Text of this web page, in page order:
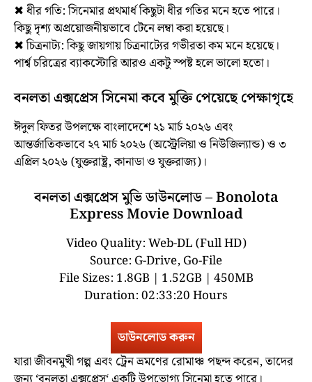
✖ ধীর গতি: সিনেমার প্রথমার্ধ কিছুটা ধীর গতির মনে হতে পারে।
কিছু দৃশ্য অপ্রয়োজনীয়ভাবে টেনে লম্বা করা হয়েছে।
✖ চিত্রনাট্য: কিছু জায়গায় চিত্রনাট্যের গভীরতা কম মনে হয়েছে।
পার্শ্ব চরিত্রের ব্যাকস্টোরি আরও একটু স্পষ্ট হলে ভালো হতো।
বনলতা এক্সপ্রেস সিনেমা কবে মুক্তি পেয়েছে পেক্ষাগৃহে
ঈদুল ফিতর উপলক্ষে বাংলাদেশে ২১ মার্চ ২০২৬ এবং
আন্তর্জাতিকভাবে ২৭ মার্চ ২০২৬ (অস্ট্রেলিয়া ও নিউজিল্যান্ড) ও ৩
এপ্রিল ২০২৬ (যুক্তরাষ্ট্র, কানাডা ও যুক্তরাজ্য)।
বনলতা এক্সপ্রেস মুভি ডাউনলোড – Bonolota
Express Movie Download
Video Quality: Web-DL (Full HD)
Source: G-Drive, Go-File
File Sizes: 1.8GB | 1.52GB | 450MB
Duration: 02:33:20 Hours
ডাউনলোড করুন
যারা জীবনমুখী গল্প এবং ট্রেন ভ্রমণের রোমাঞ্চ পছন্দ করেন, তাদের